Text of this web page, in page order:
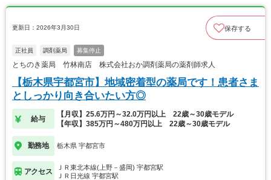
更新日：2026年3月30日 保存する
正社員 調剤薬局 募集停止
とちのき薬局 竹林南店 株式会社おか調剤薬局の薬剤師求人
【栃木県宇都宮市】地域密着型の薬局です！患者さま
としっかり向き合いたい方◎
給与
【月収】25.6万円～32.0万円以上 22歳～30歳モデル
【年収】385万円～480万円以上 22歳～30歳モデル
勤務地 栃木県 宇都宮市
アクセス
ＪＲ東北本線(上野－盛岡) 宇都宮駅
ＪＲ日光線 宇都宮駅